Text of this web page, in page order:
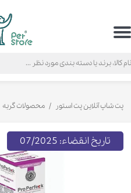
حساب کاربری من
خروج از حساب کاربری
پت شاپ آنلاین پت استور محصولات گربه
تاریخ انقضاء: 07/2025